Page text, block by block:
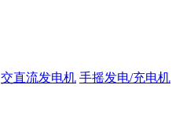
交直流发电机 手摇发电/充电机